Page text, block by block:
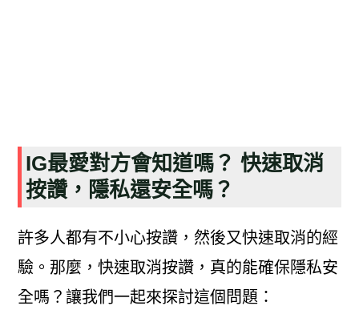
IG最愛對方會知道嗎？ 快速取消
按讚，隱私還安全嗎？
許多人都有不小心按讚，然後又快速取消的經
驗。那麼，快速取消按讚，真的能確保隱私安
全嗎？讓我們一起來探討這個問題：